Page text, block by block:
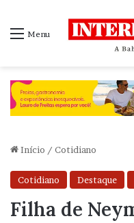
Menu
Início / Cotidiano
Cotidiano Destaque
Filha de